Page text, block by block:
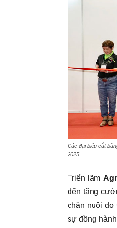
Các đại biểu cắt
2025
Triển lãm
đến tăng
chăn nuôi do
sự đồng